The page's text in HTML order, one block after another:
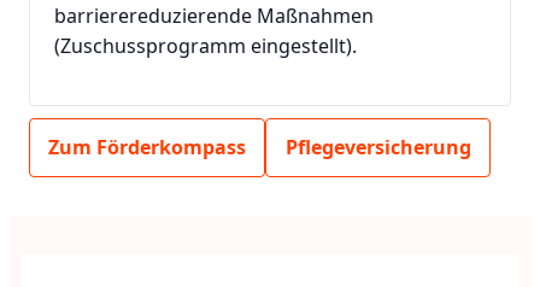
barrierereduzierende Maßnahmen
(Zuschussprogramm eingestellt).
Zum Förderkompass Pflegeversicherung